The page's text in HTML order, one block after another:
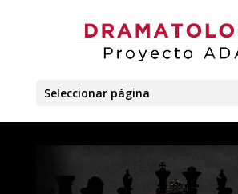
Seleccionar página